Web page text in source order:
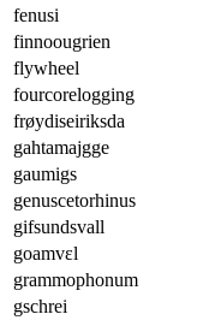
fenusi
finnoougrien
flywheel
fourcorelogging
frøydiseiriksda
gahtamajgge
gaumigs
genuscetorhinus
gifsundsvall
goamvɛl
grammophonum
gschrei